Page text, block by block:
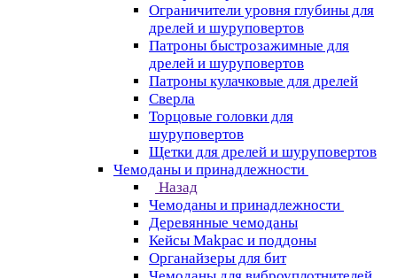
Ограничители уровня глубины для
дрелей и шуруповертов
Патроны быстрозажимные для
дрелей и шуруповертов
Патроны кулачковые для дрелей
Сверла
Торцовые головки для
шуруповертов
Щетки для дрелей и шуруповертов
Чемоданы и принадлежности
Назад
Чемоданы и принадлежности
Деревянные чемоданы
Кейсы Makpac и поддоны
Органайзеры для бит